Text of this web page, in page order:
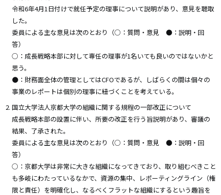
令和6年4月1日付けで就任予定の理事について説明があり、意見を聴取
した。
委員による主な意見は次のとおり（○：質問・意見 ●：説明・回
答）
○：成長戦略本部に対して専任の理事が1名いても良いのではないかと
思う。
●：財務面全体の管理としてはCFOであるが、しばらくの間は個々の
事業のレポートは個別の理事に紐づくことを考えている。
国立大学法人京都大学の組織に関する規程の一部改正について
成長戦略本部の設置に伴い、所要の改正を行う旨説明があり、審議の
結果、了承された。
委員による主な意見は次のとおり（○：質問・意見 ●：説明・回
答）
○：京都大学は非常に大きな組織になってきており、取り組むべきこと
も多岐にわたっているなかで、資源の集中、レポーティングライン（権
限と責任）を明確化し、なるべくフラットな組織にするという趣旨を